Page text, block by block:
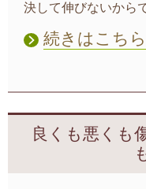
決して伸びないから
続きはこちら
良くも悪くも